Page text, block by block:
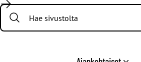
/
Twitter
Search: